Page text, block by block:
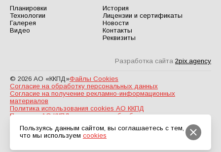
Пользуясь данным сайтом, вы соглашаетесь с тем,
что мы используем cookies
Планировки
Технологии
Галерея
Видео
История
Лицензии и сертификаты
Новости
Контакты
Реквизиты
Разработка сайта 2pix.agency
© 2026 АО «ККПД»Файлы Cookies
Согласие на обработку персональных данных
Согласие на получение рекламно-информационных
материалов
Политика использования cookies АО ККПД
Политика АО ККПД в отношении обработки персональных